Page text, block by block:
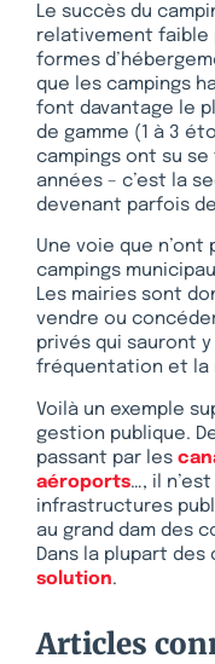
Le succès du
relativement faible
formes
que les campings
font davantage le
de gamme (1 à 3
campings ont su
années – c’est la
devenant parfois
Une voie que
campings
Les mairies sont
vendre ou
privés qui sauront
fréquentation et la
Voilà un exemple
gestion publique.
passant par les
aéroports…, il
infrastructures
au grand dam des
Dans la plupart des
solution.
Articles